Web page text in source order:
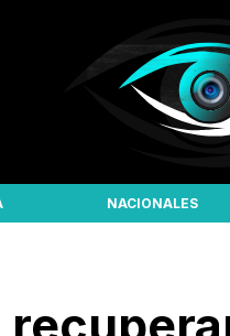
NACIONALES